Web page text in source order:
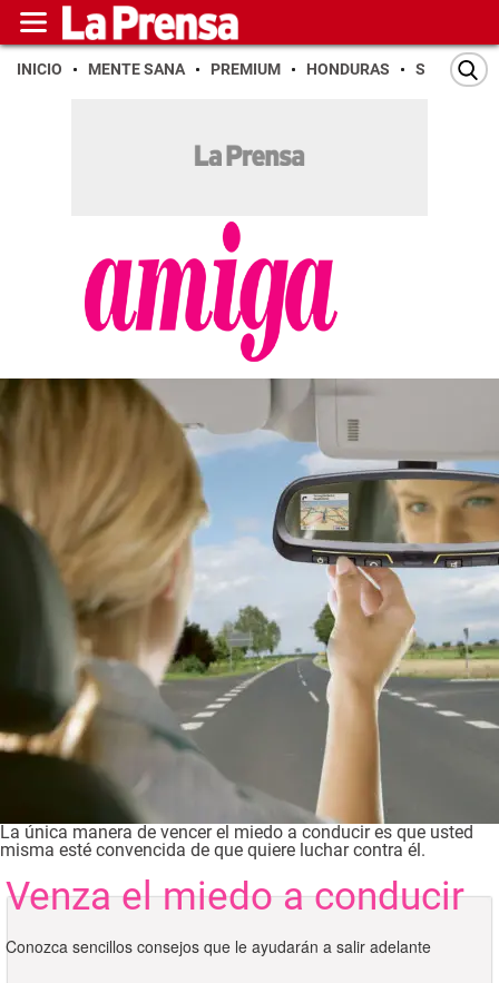
INICIO MENTE SANA PREMIUM HONDURAS SAN PEDRO
La única manera de vencer el miedo a conducir es que usted
misma esté convencida de que quiere luchar contra él.
Venza el miedo a conducir
Conozca sencillos consejos que le ayudarán a salir adelante